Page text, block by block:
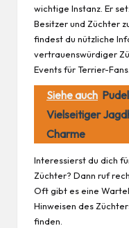
wichtige Instanz. Er
Besitzer und Züchter
findest du nützliche
vertrauenswürdiger
Events für Terrier-Fans.
Siehe auch
Vielseitiger
Charme
Interessierst du dich
Züchter? Dann ruf
Oft gibt es eine
Hinweisen des
finden.